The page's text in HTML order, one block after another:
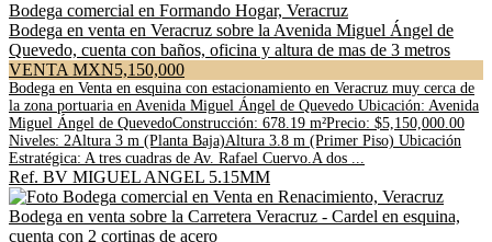
Bodega comercial en Formando Hogar, Veracruz
Bodega en venta en Veracruz sobre la Avenida Miguel Ángel de
Quevedo, cuenta con baños, oficina y altura de mas de 3 metros
VENTA MXN5,150,000
Bodega en Venta en esquina con estacionamiento en Veracruz muy cerca de
la zona portuaria en Avenida Miguel Ángel de Quevedo Ubicación: Avenida
Miguel Ángel de QuevedoConstrucción: 678.19 m²Precio: $5,150,000.00
Niveles: 2Altura 3 m (Planta Baja)Altura 3.8 m (Primer Piso) Ubicación
Estratégica: A tres cuadras de Av. Rafael Cuervo.A dos ...
Ref. BV MIGUEL ANGEL 5.15MM